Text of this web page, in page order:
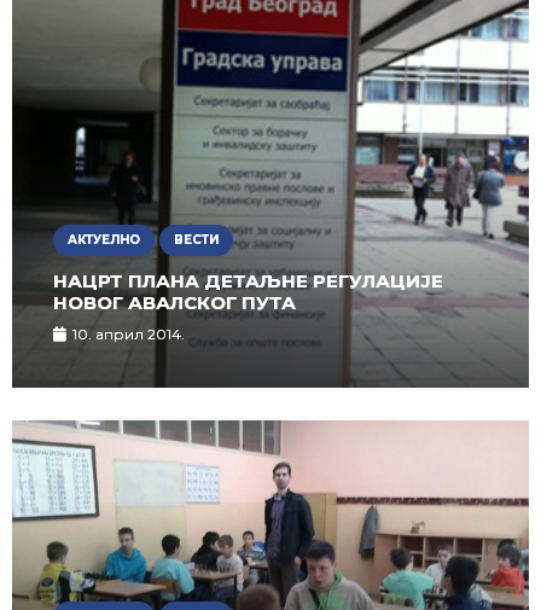
АКТУЕЛНО ВЕСТИ
НАЦРТ ПЛАНА ДЕТАЉНЕ РЕГУЛАЦИЈЕ
НОВОГ АВАЛСКОГ ПУТА
10. април 2014.